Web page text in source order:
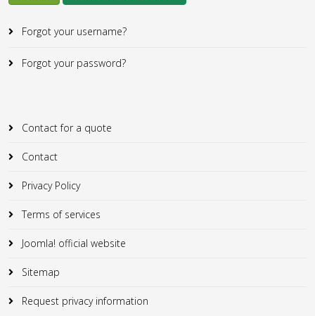
Forgot your username?
Forgot your password?
Contact for a quote
Contact
Privacy Policy
Terms of services
Joomla! official website
Sitemap
Request privacy information